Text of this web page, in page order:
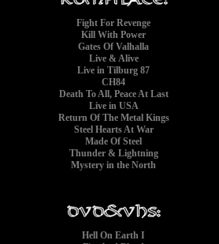
Fight For Revenge
Kill With Power
Gates Of Valhalla
Live & Alive
Live in Tilburg 87
CH84
Death To All, Peace At Last
Live in USA
Return Of The Metal Kings
Steel Hearts At War
Made Of Steel
Thunder & Lightning
Mystery in the North
Hell On Earth I